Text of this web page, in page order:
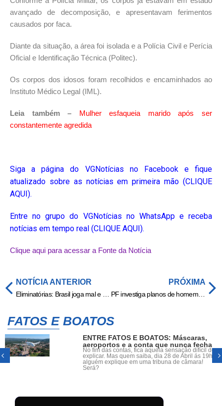
avançado de decomposição, e apresentavam ferimentos
causados por faca.
Diante da situação, a área foi isolada e a Polícia Civil e Perícia
Oficial e Identificação Técnica (Politec).
Os corpos dos idosos foram recolhidos e encaminhados ao
Instituto Médico Legal (IML).
Leia também –
Mulher esfaqueia marido após ser
constantemente agredida
Siga a página do VGNotícias no Facebook e fique
atualizado sobre as notícias em primeira mão (CLIQUE
AQUI).
Entre no grupo do VGNotícias no WhatsApp e receba
notícias em tempo real (CLIQUE AQUI).
Clique aqui para acessar a Fonte da Notícia
NOTÍCIA ANTERIOR PRÓXIMA
PF investiga planos de homem-bomba e familiares fazem revelações; veja o que se sabe
FATOS E BOATOS
ENTRE FATOS E BOATOS: Máscaras,
aeroportos e a conta que nunca fecha
No fim das contas, fica aquela sensação difícil de
explicar. Mas quem saiba, dia 28 de Abril ás 19h,
alguém explique em uma tribuna de câmara!
Será?